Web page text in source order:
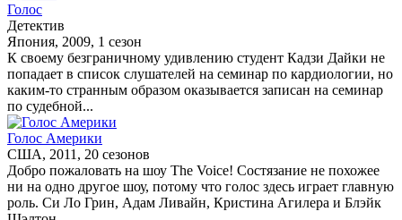
Голос
Детектив
Япония, 2009, 1 сезон
К своему безграничному удивлению студент Кадзи Дайки не
попадает в список слушателей на семинар по кардиологии, но
каким-то странным образом оказывается записан на семинар
по судебной...
Голос Америки
США, 2011, 20 сезонов
Добро пожаловать на шоу The Voice! Состязание не похожее
ни на одно другое шоу, потому что голос здесь играет главную
роль. Си Ло Грин, Адам Ливайн, Кристина Агилера и Блэйк